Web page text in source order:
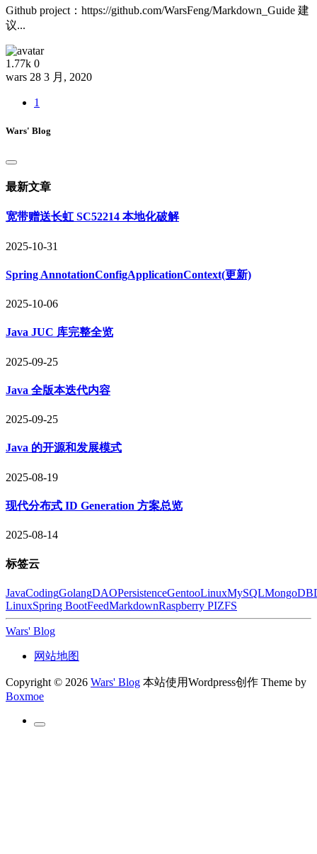
Github project：https://github.com/WarsFeng/Markdown_Guide 建
议...
1.77k 0
wars 28 3 月, 2020
1
Wars' Blog
最新文章
宽带赠送长虹 SC52214 本地化破解
2025-10-31
Spring AnnotationConfigApplicationContext(更新)
2025-10-06
Java JUC 库完整全览
2025-09-25
Java 全版本迭代内容
2025-09-25
Java 的开源和发展模式
2025-08-19
现代分布式 ID Generation 方案总览
2025-08-14
标签云
JavaCodingGolangDAOPersistenceGentooLinuxMySQLMongoDB
LinuxSpring BootFeedMarkdownRaspberry PIZFS
Wars' Blog
网站地图
Copyright © 2026 Wars' Blog 本站使用Wordpress创作 Theme by
Boxmoe